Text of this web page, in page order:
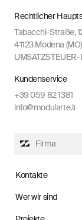
Rechtlicher
Tabacchi-Straße,
41123 Modena
Kundenservice
+39 059 82 1381
info@modularte.it
Firma
Kontakte
Wer wir sind